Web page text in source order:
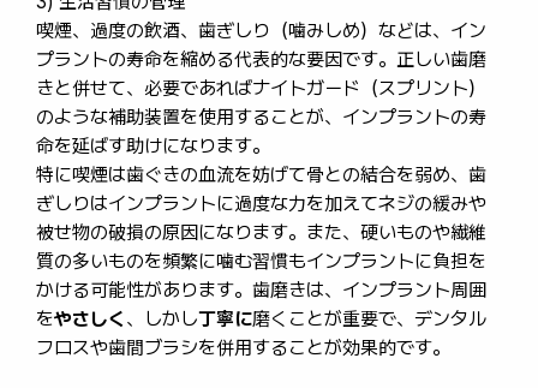
喫煙、過度の飲酒、歯ぎしり（噛みしめ）などは、イン
プラントの寿命を縮める代表的な要因です。正しい歯磨
きと併せて、必要であればナイトガード（スプリント）
のような補助装置を使用することが、インプラントの寿
命を延ばす助けになります。
特に喫煙は歯ぐきの血流を妨げて骨との結合を弱め、歯
ぎしりはインプラントに過度な力を加えてネジの緩みや
被せ物の破損の原因になります。また、硬いものや繊維
質の多いものを頻繁に噛む習慣もインプラントに負担を
かける可能性があります。歯磨きは、インプラント周囲
をやさしく 、しかし丁寧に磨くことが重要で、デンタル
フロスや歯間ブラシを併用することが効果的です。